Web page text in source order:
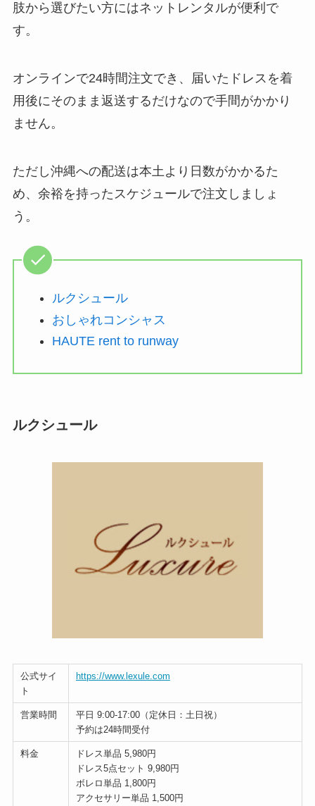
肢から選びたい方にはネットレンタルが便利で
す。
オンラインで24時間注文でき、届いたドレスを着
用後にそのまま返送するだけなので手間がかかり
ません。
ただし沖縄への配送は本土より日数がかかるた
め、余裕を持ったスケジュールで注文しましょ
う。
ルクシュール
おしゃれコンシャス
HAUTE rent to runway
ルクシュール
公式サイ
ト
https://www.lexule.com
営業時間
平日 9:00-17:00（定休日：土日祝）
予約は24時間受付
料金
ドレス単品 5,980円
ドレス5点セット 9,980円
ボレロ単品 1,800円
アクセサリー単品 1,500円